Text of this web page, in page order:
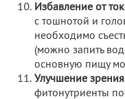
Избавление от
с тошнотой и
необходимо
(можно запить
основную пищу
Улучшение
фитонутриенты